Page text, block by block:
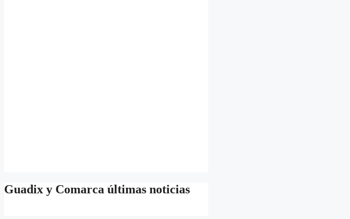
Guadix y Comarca últimas noticias